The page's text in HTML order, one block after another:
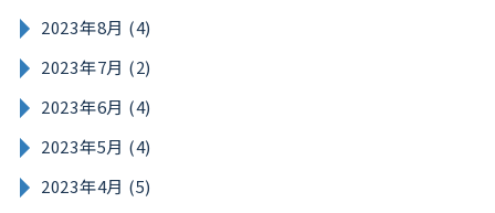
2023年8月 (4)
2023年7月 (2)
2023年6月 (4)
2023年5月 (4)
2023年4月 (5)